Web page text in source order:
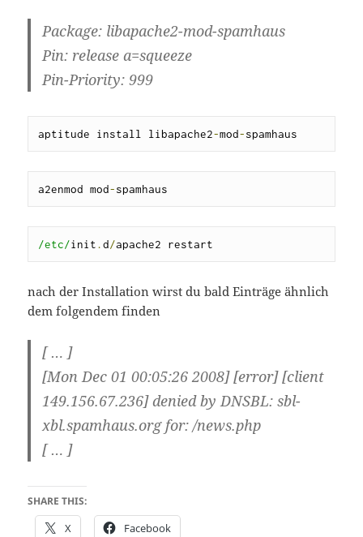
Package: libapache2-mod-spamhaus
Pin: release a=squeeze
Pin-Priority: 999
aptitude install libapache2-mod-spamhaus
a2enmod mod-spamhaus
/etc/init.d/apache2 restart
nach der Installation wirst du bald Einträge ähnlich
dem folgendem finden
[ … ]
[Mon Dec 01 00:05:26 2008] [error] [client
149.156.67.236] denied by DNSBL: sbl-
xbl.spamhaus.org for: /news.php
[ … ]
SHARE THIS:
X Facebook